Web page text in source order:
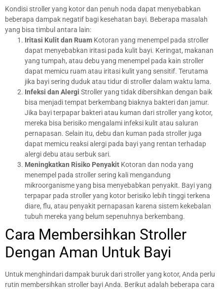
Kondisi stroller yang kotor dan penuh noda dapat menyebabkan
beberapa dampak negatif bagi kesehatan bayi. Beberapa masalah
yang bisa timbul antara lain:
Iritasi Kulit dan Ruam Kotoran yang menempel pada stroller
dapat menyebabkan iritasi pada kulit bayi. Keringat, makanan
yang tumpah, atau debu yang menempel pada kain stroller
dapat memicu ruam atau iritasi kulit yang sensitif. Terutama
jika bayi sering duduk atau tidur di stroller dalam waktu lama.
Infeksi dan Alergi Stroller yang tidak dibersihkan dengan baik
bisa menjadi tempat berkembang biaknya bakteri dan jamur.
Jika bayi terpapar bakteri atau kuman dari stroller yang kotor,
mereka bisa berisiko mengalami infeksi kulit atau saluran
pernapasan. Selain itu, debu dan kuman pada stroller juga
dapat memicu reaksi alergi pada bayi yang rentan terhadap
alergi debu atau serbuk sari.
Meningkatkan Risiko Penyakit Kotoran dan noda yang
menempel pada stroller sering kali mengandung
mikroorganisme yang bisa menyebabkan penyakit. Bayi yang
terpapar pada stroller yang kotor berisiko lebih tinggi terkena
diare, flu, atau penyakit pernapasan karena sistem kekebalan
tubuh mereka yang belum sepenuhnya berkembang.
Cara Membersihkan Stroller
Dengan Aman Untuk Bayi
Untuk menghindari dampak buruk dari stroller yang kotor, Anda perlu
rutin membersihkan stroller bayi Anda. Berikut adalah beberapa cara